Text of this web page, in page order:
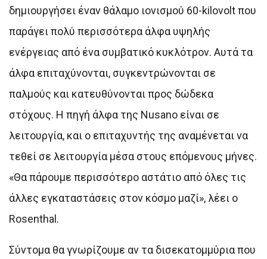
δημιουργήσει έναν θάλαμο ιονισμού 60-kilovolt που
παράγει πολύ περισσότερα άλφα υψηλής
ενέργειας από ένα συμβατικό κυκλότρον. Αυτά τα
άλφα επιταχύνονται, συγκεντρώνονται σε
παλμούς και κατευθύνονται προς δώδεκα
στόχους. Η πηγή άλφα της Nusano είναι σε
λειτουργία, και ο επιταχυντής της αναμένεται να
τεθεί σε λειτουργία μέσα στους επόμενους μήνες.
«Θα πάρουμε περισσότερο αστάτιο από όλες τις
άλλες εγκαταστάσεις στον κόσμο μαζί», λέει ο
Rosenthal.
Σύντομα θα γνωρίζουμε αν τα δισεκατομμύρια που